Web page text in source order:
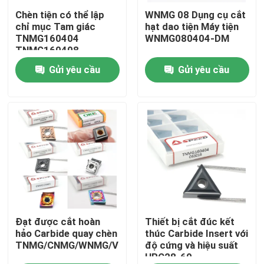
Về chúng tôi
Tham quan nhà máy
Kiểm soát chất lượng
Liên hệ chúng tôi
Tin tức
Tất cả các trường hợp
Chèn tiện có thể lập
chỉ mục Tam giác
TNMG160404
TNMG160408
TNMG2204 Công cụ
cacbua cho kim loại
Gửi yêu cầu
WNMG 08 Dụng cụ cắt
hạt dao tiện Máy tiện
WNMG080404-DM
Gửi yêu cầu
Đạt được cắt hoàn
hảo Carbide quay chèn
TNMG/CNMG/WNMG/VNMG/DNMG
Thiết bị cắt đúc kết
thúc Carbide Insert với
độ cứng và hiệu suất
HRC28-60